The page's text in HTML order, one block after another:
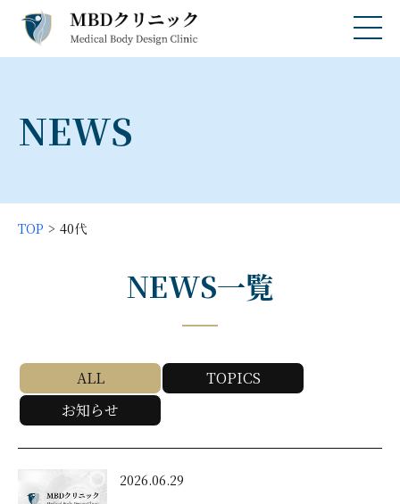
NEWS
TOP 40代
NEWS一覧
ALL
TOPICS
お知らせ
2026.06.29